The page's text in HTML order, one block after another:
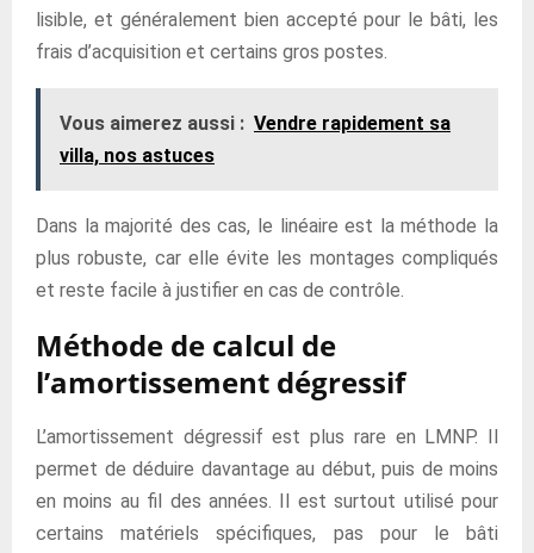
lisible, et généralement bien accepté pour le bâti, les
frais d’acquisition et certains gros postes.
Vous aimerez aussi : Vendre rapidement sa
villa, nos astuces
Dans la majorité des cas, le linéaire est la méthode la
plus robuste, car elle évite les montages compliqués
et reste facile à justifier en cas de contrôle.
Méthode de calcul de
l’amortissement dégressif
L’amortissement dégressif est plus rare en LMNP. Il
permet de déduire davantage au début, puis de moins
en moins au fil des années. Il est surtout utilisé pour
certains matériels spécifiques, pas pour le bâti